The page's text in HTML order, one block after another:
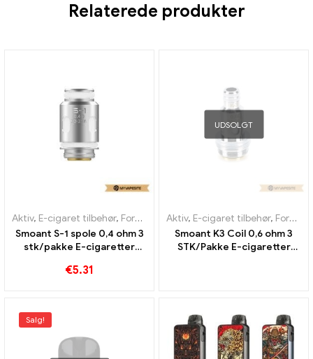
Relaterede produkter
Aktiv, E-cigaret tilbehør, Fordamper
Smoant S-1 spole 0,4 ohm 3
stk/pakke E-cigaretter
€5.31
UDSOLGT
Aktiv, E-cigaret tilbehør, Fordamper
Smoant K3 Coil 0,6 ohm 3
STK/Pakke E-cigaretter
Salg!